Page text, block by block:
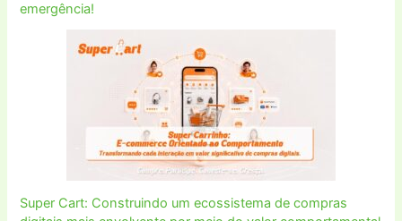
emergência!
Super Cart: Construindo um ecossistema de compras